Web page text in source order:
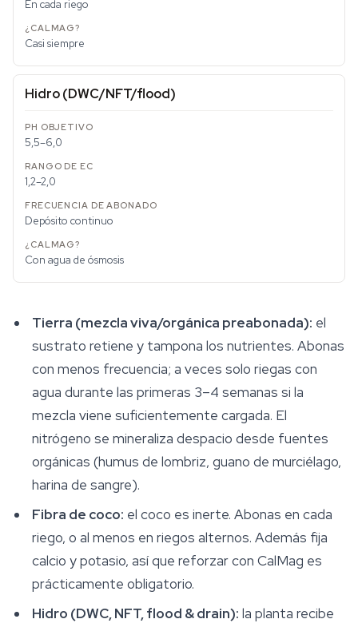
En cada riego
Casi siempre
Hidro (DWC/NFT/flood)
5,5–6,0
1,2–2,0
Depósito continuo
Con agua de ósmosis
Tierra (mezcla viva/orgánica preabonada): el
sustrato retiene y tampona los nutrientes. Abonas
con menos frecuencia; a veces solo riegas con
agua durante las primeras 3–4 semanas si la
mezcla viene suficientemente cargada. El
nitrógeno se mineraliza despacio desde fuentes
orgánicas (humus de lombriz, guano de murciélago,
harina de sangre).
Fibra de coco: el coco es inerte. Abonas en cada
riego, o al menos en riegos alternos. Además fija
calcio y potasio, así que reforzar con CalMag es
prácticamente obligatorio.
Hidro (DWC, NFT, flood & drain): la planta recibe